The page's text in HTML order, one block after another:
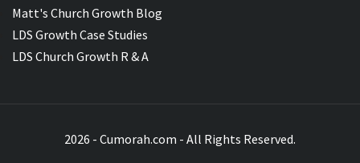
Matt's Church Growth Blog
LDS Growth Case Studies
LDS Church Growth R & A
2026 - Cumorah.com - All Rights Reserved.